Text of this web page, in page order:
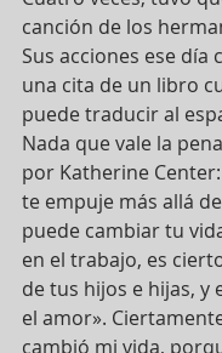
canción de los
Sus acciones ese día
una cita de un libro
puede traducir al
Nada que vale la
por Katherine
te empuje más allá
puede cambiar tu
en el trabajo, es
de tus hijos e hijas, y
el amor».
cambió mi vida,